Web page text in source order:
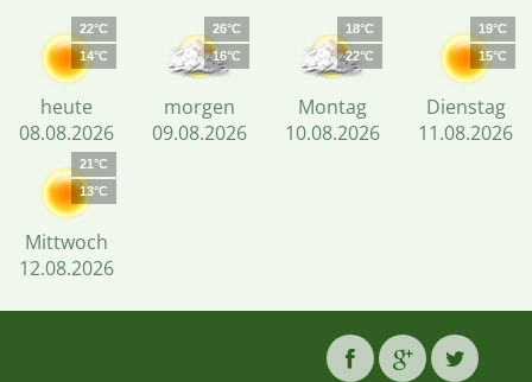
22°C
14°C
heute
08.08.2026
26°C
16°C
morgen
09.08.2026
18°C
22°C
Montag
10.08.2026
19°C
15°C
Dienstag
11.08.2026
21°C
13°C
Mittwoch
12.08.2026